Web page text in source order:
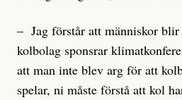
– Jag förstår att människor blir
kolbolag sponsrar
att man inte blev arg för att
spelar, ni måste förstå att kol